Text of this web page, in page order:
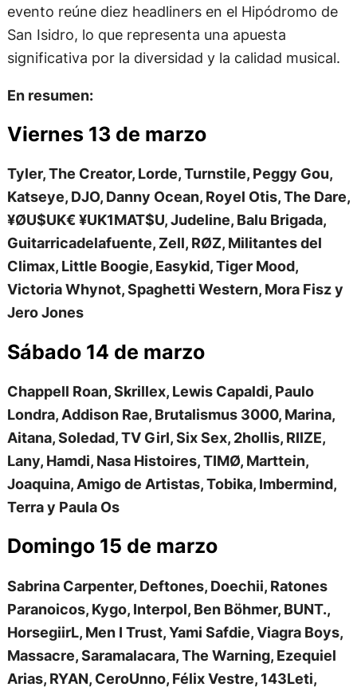
evento reúne diez headliners en el Hipódromo de
San Isidro, lo que representa una apuesta
significativa por la diversidad y la calidad musical.
En resumen:
Viernes 13 de marzo
Tyler, The Creator, Lorde, Turnstile, Peggy Gou,
Katseye, DJO, Danny Ocean, Royel Otis, The Dare,
¥ØU$UK€ ¥UK1MAT$U, Judeline, Balu Brigada,
Guitarricadelafuente, Zell, RØZ, Militantes del
Climax, Little Boogie, Easykid, Tiger Mood,
Victoria Whynot, Spaghetti Western, Mora Fisz y
Jero Jones
Sábado 14 de marzo
Chappell Roan, Skrillex, Lewis Capaldi, Paulo
Londra, Addison Rae, Brutalismus 3000, Marina,
Aitana, Soledad, TV Girl, Six Sex, 2hollis, RIIZE,
Lany, Hamdi, Nasa Histoires, TIMØ, Marttein,
Joaquina, Amigo de Artistas, Tobika, Imbermind,
Terra y Paula Os
Domingo 15 de marzo
Sabrina Carpenter, Deftones, Doechii, Ratones
Paranoicos, Kygo, Interpol, Ben Böhmer, BUNT.,
HorsegiirL, Men I Trust, Yami Safdie, Viagra Boys,
Massacre, Saramalacara, The Warning, Ezequiel
Arias, RYAN, CeroUnno, Félix Vestre, 143Leti,